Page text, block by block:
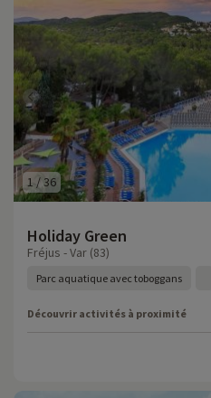
1 /36
Holiday Green
Fréjus - Var (83)
Parc aquatique avec toboggans
Découvrir activités à proximité